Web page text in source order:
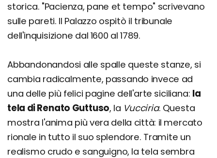
storica. "Pacienza, pane et tempo" scrivevano
sulle pareti. Il Palazzo ospitò il tribunale
dell'inquisizione dal 1600 al 1789.
Abbandonandosi alle spalle queste stanze, si
cambia radicalmente, passando invece ad
una delle più felici pagine dell'arte siciliana: la
tela di Renato Guttuso, la Vucciria. Questa
mostra l'anima più vera della città: il mercato
rionale in tutto il suo splendore. Tramite un
realismo crudo e sanguigno, la tela sembra